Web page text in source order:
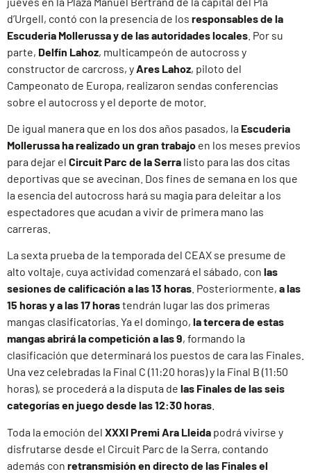
d’Urgell, contó con la presencia de los responsables de la
Escuderia Mollerussa y de las autoridades locales . Por su
parte, Delfín Lahoz, multicampeón de autocross y
constructor de carcross, y Ares Lahoz, piloto del
Campeonato de Europa, realizaron sendas conferencias
sobre el autocross y el deporte de motor.
De igual manera que en los dos años pasados, la Escuderia
Mollerussa ha realizado un gran trabajo en los meses previos
para dejar el Circuit Parc de la Serra listo para las dos citas
deportivas que se avecinan. Dos fines de semana en los que
la esencia del autocross hará su magia para deleitar a los
espectadores que acudan a vivir de primera mano las
carreras.
La sexta prueba de la temporada del CEAX se presume de
alto voltaje, cuya actividad comenzará el sábado, con las
sesiones de calificación a las 13 horas . Posteriormente, a las
15 horas y a las 17 horastendrán lugar las dos primeras
mangas clasificatorias. Ya el domingo, la tercera de estas
mangas abrirá la competición a las 9, formando la
clasificación que determinará los puestos de cara las Finales.
Una vez celebradas la Final C (11:20 horas) y la Final B (11:50
horas), se procederá a la disputa de las Finales de las seis
categorías en juego desde las 12:30 horas
Toda la emoción del XXXI Premi Ara Lleida podrá vivirse y
disfrutarse desde el Circuit Parc de la Serra, contando
además con retransmisión en directo de las Finales el